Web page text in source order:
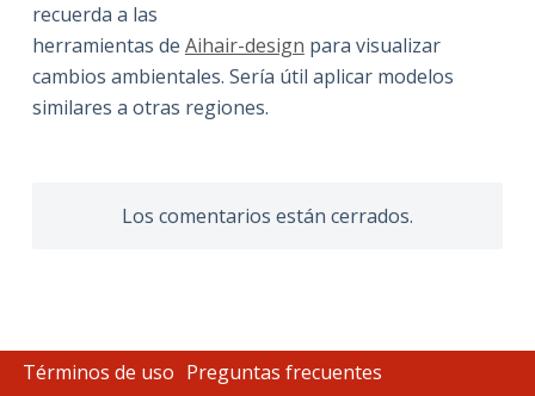
recuerda a las
herramientas de Aihair-design para visualizar
cambios ambientales. Sería útil aplicar modelos
similares a otras regiones.
Los comentarios están cerrados.
Términos de uso Preguntas frecuentes